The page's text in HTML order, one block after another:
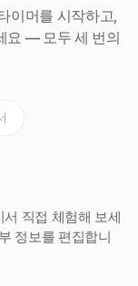
이머를 시작하고,
요 — 모두 세 번의
직접 체험해 보세
정보를 편집합니